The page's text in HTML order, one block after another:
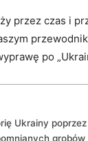
przez czas i
po
Ukrainy
grobów